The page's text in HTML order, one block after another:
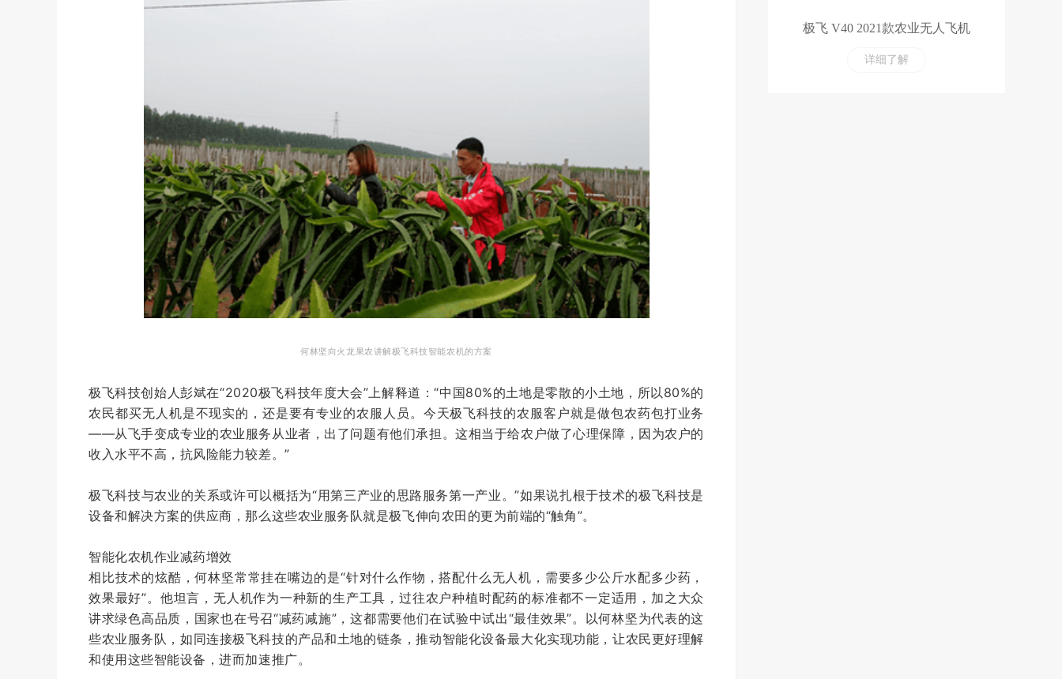
何林坚向火龙果农讲解极飞科技智能农机的方案
极飞科技创始人彭斌在“2020极飞科技年度大会”上解释道：“中国80%的土地是零散的小土地，所以80%的
农民都买无人机是不现实的，还是要有专业的农服人员。今天极飞科技的农服客户就是做包农药包打业务
——从飞手变成专业的农业服务从业者，出了问题有他们承担。这相当于给农户做了心理保障，因为农户的
收入水平不高，抗风险能力较差。”
极飞科技与农业的关系或许可以概括为“用第三产业的思路服务第一产业。”如果说扎根于技术的极飞科技是
设备和解决方案的供应商，那么这些农业服务队就是极飞伸向农田的更为前端的“触角”。
智能化农机作业减药增效
相比技术的炫酷，何林坚常常挂在嘴边的是“针对什么作物，搭配什么无人机，需要多少公斤水配多少药，
效果最好”。他坦言，无人机作为一种新的生产工具，过往农户种植时配药的标准都不一定适用，加之大众
讲求绿色高品质，国家也在号召“减药减施”，这都需要他们在试验中试出“最佳效果”。以何林坚为代表的这
些农业服务队，如同连接极飞科技的产品和土地的链条，推动智能化设备最大化实现功能，让农民更好理解
和使用这些智能设备，进而加速推广。
极飞 V40 2021款农业无人飞机
详细了解